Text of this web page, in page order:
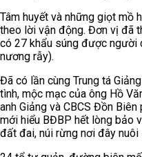
Tâm huyết và những giọt mồ
theo lời vận động. Đơn vị đã
có 27 khẩu súng được người
nương rẫy).
Đã có lần cùng Trung tá
tình, mộc mạc của ông Hồ
anh Giảng và CBCS Đồn
mới hiểu BĐBP hết lòng bảo
đất đai, núi rừng nơi đây nuôi